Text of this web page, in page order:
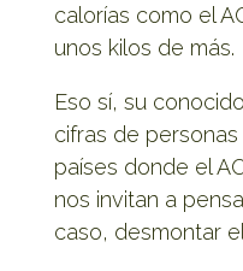
calorías como el
unos kilos de más.
Eso sí, su
cifras de
países donde el
nos invitan a
caso, desmontar